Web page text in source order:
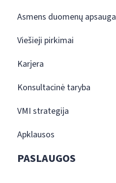
Asmens duomenų apsauga
Viešieji pirkimai
Karjera
Konsultacinė taryba
VMI strategija
Apklausos
PASLAUGOS